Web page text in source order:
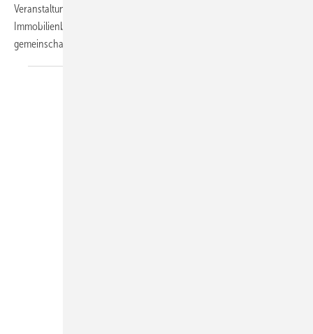
Veranstaltungen zu aktuellen Themen der Bau- und
Immobilienbranche. Hueck und Wicona sind dort als Partner des
gemeinschaftlichen Showrooms in